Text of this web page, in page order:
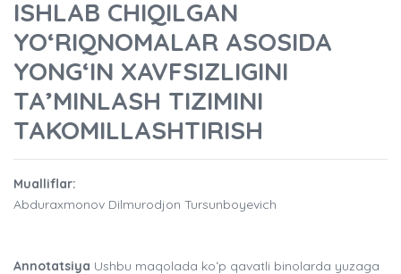
ISHLAB CHIQILGAN
YO‘RIQNOMALAR ASOSIDA
YONG‘IN XAVFSIZLIGINI
TA’MINLASH TIZIMINI
TAKOMILLASHTIRISH
Mualliflar:
Abduraxmonov Dilmurodjon Tursunboyevich
Annotatsiya Ushbu maqolada koʻp qavatli binolarda yuzaga